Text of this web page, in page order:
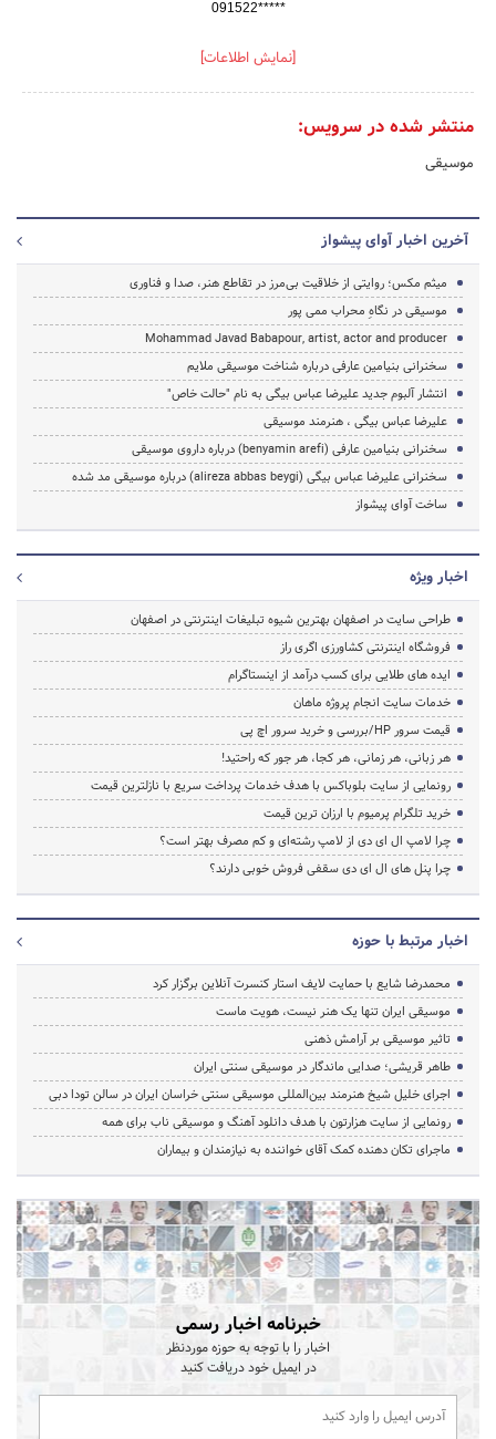
091522*****
[نمایش اطلاعات]
منتشر شده در سرویس:
موسیقی
آخرین اخبار آوای پیشواز
میثم مکس؛ روایتی از خلاقیت بی‌مرز در تقاطع هنر، صدا و فناوری
موسیقی در نگاهِ محراب ممی پور
Mohammad Javad Babapour, artist, actor and producer
سخنرانی بنیامین عارفی درباره شناخت موسیقی ملایم
انتشار آلبوم جدید علیرضا عباس بیگی به نام "حالت خاص"
علیرضا عباس بیگی ، هنرمند موسیقی
سخنرانی بنیامین عارفی (benyamin arefi) درباره داروی موسیقی
سخنرانی علیرضا عباس بیگی (alireza abbas beygi) درباره موسیقی مد شده
ساخت آوای پیشواز
اخبار ویژه
طراحی سایت در اصفهان بهترین شیوه تبلیغات اینترنتی در اصفهان
فروشگاه اینترنتی کشاورزی اگری راز
ایده های طلایی برای کسب درآمد از اینستاگرام
خدمات سایت انجام پروژه ماهان
قیمت سرور HP/بررسی و خرید سرور اچ پی
هر زبانی، هر زمانی، هر کجا، هر جور که راحتید!
رونمایی از سایت بلوباکس با هدف خدمات پرداخت سریع با نازلترین قیمت
خرید تلگرام پرمیوم با ارزان ترین قیمت
چرا لامپ ال ای دی از لامپ رشته‌ای و کم مصرف بهتر است؟
چرا پنل های ال ای دی سقفی فروش خوبی دارند؟
اخبار مرتبط با حوزه
محمدرضا شایع با حمایت لایف استار کنسرت آنلاین برگزار کرد
موسیقی ایران تنها یک هنر نیست، هویت ماست
تاثیر موسیقی بر آرامش ذهنی
طاهر قریشی؛ صدایی ماندگار در موسیقی سنتی ایران
اجرای خلیل شیخ هنرمند بین‌المللی موسیقی سنتی خراسان ایران در سالن تودا دبی
رونمایی از سایت هزارتون با هدف دانلود آهنگ و موسیقی ناب برای همه
ماجرای تکان دهنده کمک آقای خواننده به نیازمندان و بیماران
خبرنامه اخبار رسمی
اخبار را با توجه به حوزه موردنظر
در ایمیل خود دریافت کنید